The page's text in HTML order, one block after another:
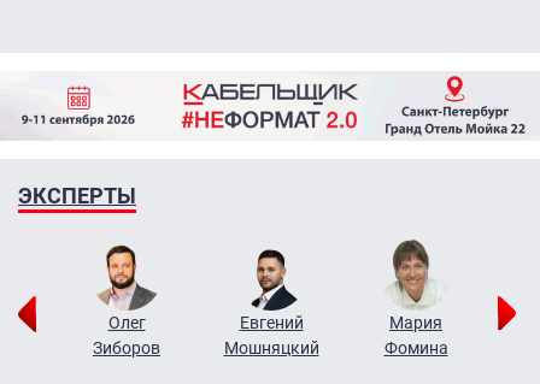
ЭКСПЕРТЫ
Олег
Зиборов
Евгений
Мошняцкий
Мария
Фомина